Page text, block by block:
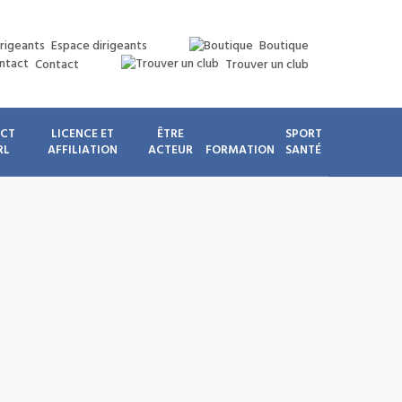
Espace dirigeants
Boutique
Contact
Trouver un club
LICENCE ET
AFFILIATION
ÊTRE
ACTEUR
FORMATION
SPORT
SANTÉ